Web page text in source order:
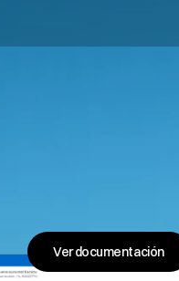
Obtener claves sandbox
Ver documentación